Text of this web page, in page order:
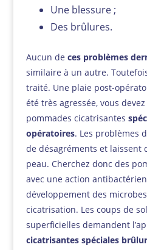
Une blessure ;
Des brûlures.
Aucun de ces problèmes
similaire à un autre.
traité. Une plaie post-
été très agressée, vous
pommades cicatrisantes
opératoires. Les problèmes
de désagréments et laissent
peau. Cherchez donc des
avec une action
développement des
cicatrisation. Les coups de
superficielles demandent
cicatrisantes spéciales